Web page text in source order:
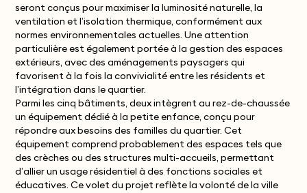
seront conçus pour maximiser la luminosité naturelle, la
ventilation et l’isolation thermique, conformément aux
normes environnementales actuelles. Une attention
particulière est également portée à la gestion des espaces
extérieurs, avec des aménagements paysagers qui
favorisent à la fois la convivialité entre les résidents et
l’intégration dans le quartier.
Parmi les cinq bâtiments, deux intègrent au rez-de-chaussée
un équipement dédié à la petite enfance, conçu pour
répondre aux besoins des familles du quartier. Cet
équipement comprend probablement des espaces tels que
des crèches ou des structures multi-accueils, permettant
d’allier un usage résidentiel à des fonctions sociales et
éducatives. Ce volet du projet reflète la volonté de la ville